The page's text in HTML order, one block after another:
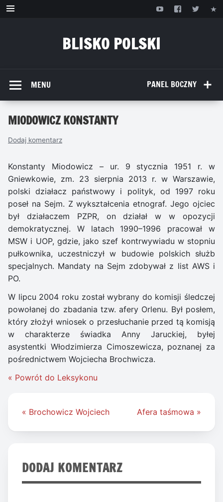
Przejdź
BLISKO POLSKI
PANEL BOCZNY
MENU
MIODOWICZ KONSTANTY
Dodaj komentarz
Konstanty Miodowicz – ur. 9 stycznia 1951 r. w
Gniewkowie, zm. 23 sierpnia 2013 r. w Warszawie,
polski działacz państwowy i polityk, od 1997 roku
poseł na Sejm. Z wykształcenia etnograf. Jego ojciec
był działaczem PZPR, on działał w w opozycji
demokratycznej. W latach 1990–1996 pracował w
MSW i UOP, gdzie, jako szef kontrwywiadu w stopniu
pułkownika, uczestniczył w budowie polskich służb
specjalnych. Mandaty na Sejm zdobywał z list AWS i
PO.
W lipcu 2004 roku został wybrany do komisji śledczej
powołanej do zbadania tzw. afery Orlenu. Był posłem,
który złożył wniosek o przesłuchanie przed tą komisją
w charakterze świadka Anny Jaruckiej, byłej
asystentki Włodzimierza Cimoszewicza, poznanej za
pośrednictwem Wojciecha Brochwicza.
« Powrót do Leksykonu
Nawigacja
« Brochowicz Wojciech Afera taśmowa »
DODAJ KOMENTARZ